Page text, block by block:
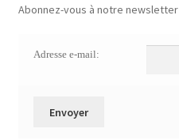
Abonnez-vous à notre newsletter
Adresse e-mail: